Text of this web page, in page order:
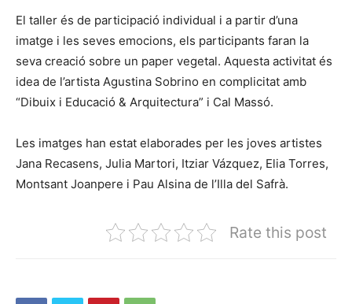
El taller és de participació individual i a partir d’una
imatge i les seves emocions, els participants faran la
seva creació sobre un paper vegetal. Aquesta activitat és
idea de l’artista Agustina Sobrino en complicitat amb
“Dibuix i Educació & Arquitectura” i Cal Massó.
Les imatges han estat elaborades per les joves artistes
Jana Recasens, Julia Martori, Itziar Vázquez, Elia Torres,
Montsant Joanpere i Pau Alsina de l’Illa del Safrà.
Rate this post